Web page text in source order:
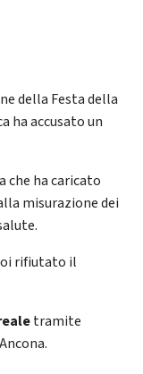
della Festa della
ha accusato un
che ha caricato
misurazione dei
rifiutato il
tramite